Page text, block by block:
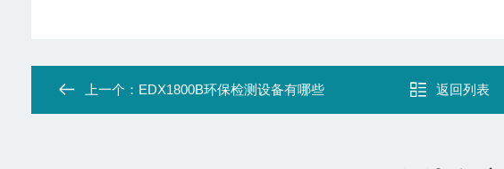
上一个： EDX1800B环保检测设备有哪些 返回列表